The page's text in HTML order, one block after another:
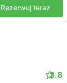
Rezerwuj teraz
3.8